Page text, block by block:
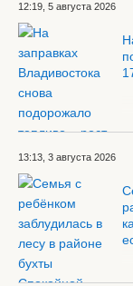
12:19, 5 августа 2026
13:13, 3 августа 2026